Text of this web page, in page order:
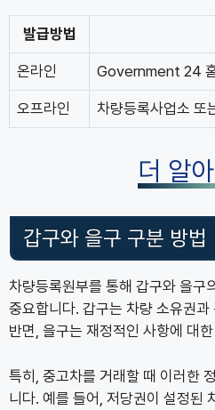
발급방법
온라인 Government 24
오프라인 차량등록사업소 또
더 알
갑구와 을구 구분 방법
차량등록원부를 통해 갑구와 을구
중요합니다. 갑구는 차량 소유권
반면, 을구는 재정적인 사항에 대
특히, 중고차를 거래할 때 이러한
니다. 예를 들어, 저당권이 설정된